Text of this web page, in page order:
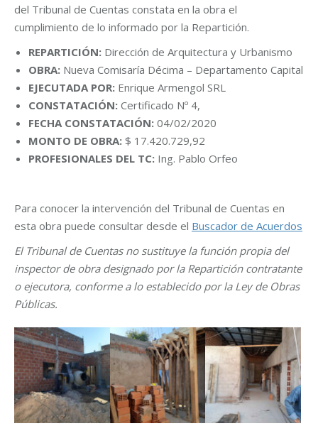
del Tribunal de Cuentas constata en la obra el
cumplimiento de lo informado por la Repartición.
REPARTICIÓN: Dirección de Arquitectura y Urbanismo
OBRA: Nueva Comisaría Décima – Departamento Capital
EJECUTADA POR: Enrique Armengol SRL
CONSTATACIÓN: Certificado Nº 4,
FECHA CONSTATACIÓN: 04/02/2020
MONTO DE OBRA: $ 17.420.729,92
PROFESIONALES DEL TC: Ing. Pablo Orfeo
Para conocer la intervención del Tribunal de Cuentas en
esta obra puede consultar desde el Buscador de Acuerdos
El Tribunal de Cuentas no sustituye la función propia del
inspector de obra designado por la Repartición contratante
o ejecutora, conforme a lo establecido por la Ley de Obras
Públicas.